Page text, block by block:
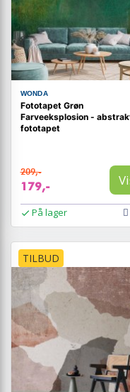
WONDA
Fototapet Grøn
Farveeksplosion -
fototapet
209,-
179,-
På lager
TILBUD